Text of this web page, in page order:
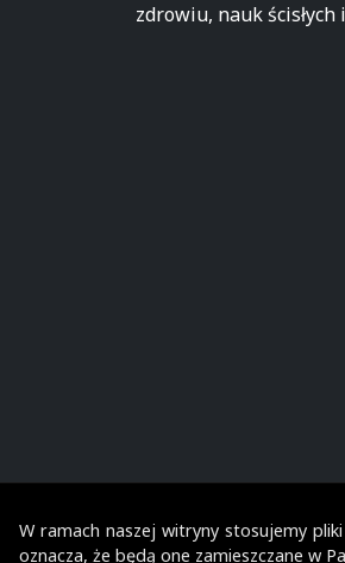
zdrowiu, nauk
W ramach naszej witryny stosujemy
oznacza, że będą one zamieszczane w